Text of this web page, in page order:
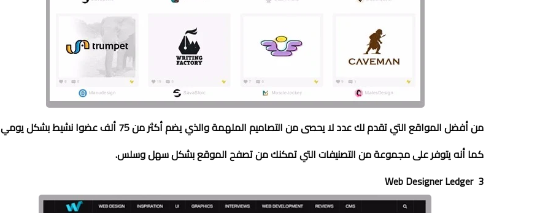
من أفضل المواقع التي تقدم لك عدد لا يحصى من التصاميم الملهمة والذي يضم أكثر من 75 ألف عضوا نشيط بشكل يومي
كما أنه يتوفر على مجموعة من التصنيفات التي تمكنك من تصفح الموقع بشكل سهل وسلس.
3 Web Designer Ledger